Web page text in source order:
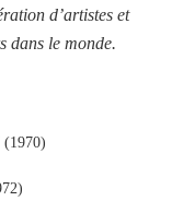
d’artistes et
dans le monde.